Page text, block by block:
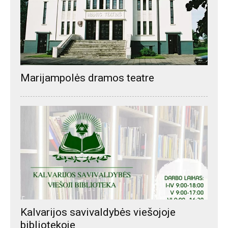
Marijampolės dramos teatre
Kalvarijos savivaldybės viešojoje
bibliotekoje